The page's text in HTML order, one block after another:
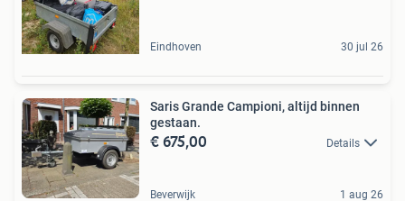
Eindhoven 30 jul 26
Saris Grande Campioni, altijd binnen
gestaan.
€ 675,00 Details
Beverwijk 1 aug 26